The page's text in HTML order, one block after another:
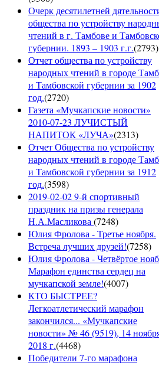
Очерк десятилетней
общества по устройству
чтений в г. Тамбове и
губернии. 1893 – 1903 г.г.(2793)
Отчет общества по устройству
народных чтений в городе
и Тамбовской губернии за 1902
год.(2720)
Газета «Мучкапские новости»
2010-07-23 ЛУЧИСТЫЙ
НАПИТОК «ЛУЧА»(2313)
Отчет Общества по устройству
народных чтений в городе
и Тамбовской губернии за 1912
год.(3598)
2019-02-02 9-й спортивный
праздник на призы генерала
Н.А.Масликова(7248)
Юлия Фролова - Третье ноября.
Встреча лучших друзей!(7258)
Юлия Фролова - Четвёртое
Марафон единства сердец на
мучкапской земле!(4007)
КТО БЫСТРЕЕ?
Легкоатлетический марафон
закончился... «Мучкапские
новости» № 46 (9519), 14
2018 г.(4468)
Победители 7-го марафона